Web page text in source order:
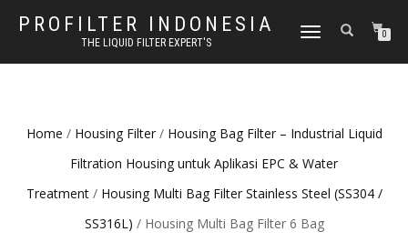
PROFILTER INDONESIA
THE LIQUID FILTER EXPERT'S
TOGGLE NAVIGATION0
Home / Housing Filter/ Housing Bag Filter – Industrial Liquid
Filtration Housing untuk Aplikasi EPC & Water
Treatment/ Housing Multi Bag Filter Stainless Steel (SS304 /
SS316L) / Housing Multi Bag Filter 6 Bag